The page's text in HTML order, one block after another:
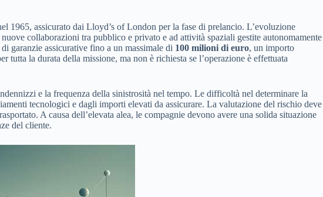
1965, assicurato dai Lloyd’s of London per la fase di prelancio. L’evoluzione
collaborazioni tra pubblico e privato e ad attività spaziali gestite autonomamente
garanzie assicurative fino a un massimale di 100 milioni di euro, un importo
la durata della missione, ma non è richiesta se l’operazione è effettuata
e la frequenza della sinistrosità nel tempo. Le difficoltà nel determinare la
tecnologici e dagli importi elevati da assicurare. La valutazione del rischio deve
A causa dell’elevata alea, le compagnie devono avere una solida situazione
del cliente.